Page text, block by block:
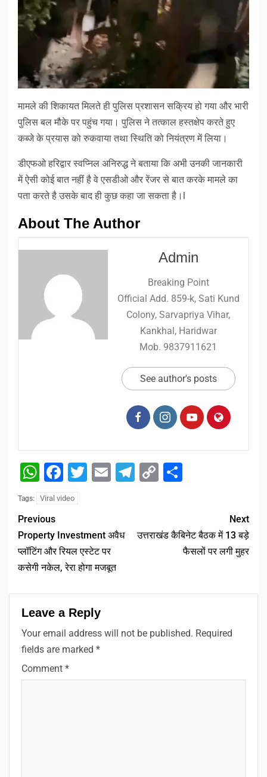
मामले की शिकायत मिलते ही पुलिस प्रशासन सक्रिय हो गया और भारी
पुलिस बल मौके पर पहुंच गया। पुलिस ने तत्काल हस्तक्षेप करते हुए
कब्जे के प्रयास को रुकवाया तथा स्थिति को नियंत्रण में लिया।
डीएफओ हरिद्वार स्वप्निल अनिरुद्ध ने बताया कि अभी उनकी जानकारी
में ऐसी कोई बात नहीं है वे एसडीओ और रेंजर से बात करके मामले का
पता करते है उसके बाद ही कुछ कहा जा सकता है।l
About The Author
Admin
Breaking Point
Official Add. 859-k, Sati Kund
Colony, Sarvapriya Vihar,
Kankhal, Haridwar
Mob. 9837911621
See author's posts
WhatsApp
Facebook
Twitter
EmailTelegram
Copy
Tags: Viral video
Previous
Property Investment अवैध
प्लॉटिंग और रियल एस्टेट पर
कसेगी नकेल, रेरा होगा मजबूत
Next
उत्तराखंड कैबिनेट बैठक में 13 बड़े
फैसलों पर लगी मुहर
Leave a Reply
Your email address will not be published. Required
fields are marked *
Comment *